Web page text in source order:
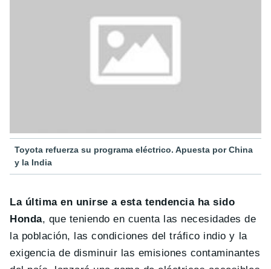
Toyota refuerza su programa eléctrico. Apuesta por China
y la India
La última en unirse a esta tendencia ha sido
Honda, que teniendo en cuenta las necesidades de
la población, las condiciones del tráfico indio y la
exigencia de disminuir las emisiones contaminantes